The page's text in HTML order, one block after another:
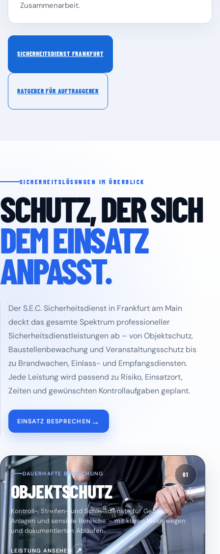
Zusammenarbeit.
SICHERHEITSDIENST FRANKFURT
RATGEBER FÜR AUFTRAGGEBER
SICHERHEITSLÖSUNGEN IM ÜBERBLICK
SCHUTZ, DER SICH
DEM EINSATZ
ANPASST.
Der S.E.C. Sicherheitsdienst in Frankfurt am Main
deckt das gesamte Spektrum professioneller
Sicherheitsdienstleistungen ab – von Objektschutz,
Baustellenbewachung und Veranstaltungsschutz bis
zu Brandwachen, Einlass- und Empfangsdiensten.
Jede Leistung wird passend zu Risiko, Einsatzort,
Zeiten und gewünschten Kontrollaufgaben geplant.
EINSATZ BESPRECHEN →
01
DAUERHAFTE BEWACHUNG
OBJEKTSCHUTZ
Kontroll-, Streifen- und Schließdienste für Gebäude,
Anlagen und sensible Bereiche – mit klaren Meldewegen
und dokumentierten Abläufen.
LEISTUNG ANSEHEN ↗